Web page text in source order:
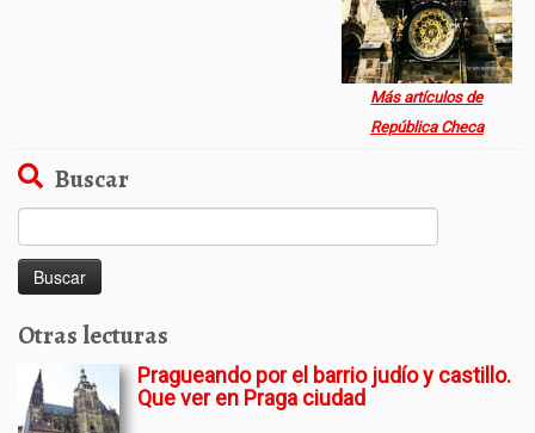
Más artículos de
República Checa
Buscar
Otras lecturas
Pragueando por el barrio judío y castillo.
Que ver en Praga ciudad